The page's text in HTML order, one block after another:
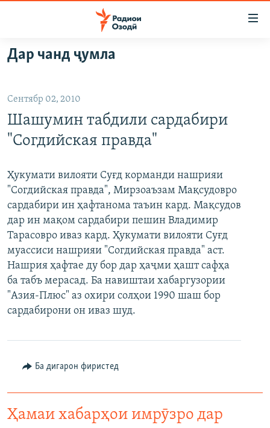
Ҷаҳиш
ба
аслӣ
ба
феҳристи
Ҷаҳиш
ба
ҷустор
ГӮШАҲО
ҶОМЕА
ОСИЁИ МАРКАЗӢ
ФАРҲАНГ
МЕҲМОНИ ОЗОДӢ
ВАРЗИШ
РӮЗГОРИ МУҲОҶИР
САЛОМ, ХОҲАР
ТАҲҚИҚОТ
ҶАНГ ДАР УКРАИНА
НАЗАРИ МАРДУМ
БЛОГИСТОН
ОЗОДӢ ОНЛАЙН
ЧАНДРАСОНАӢ
ВИДЕО
НИГОРИСТОН
ГУЗОРИШҲОИ РАДИОӢ
РӮЙХАТҲО
КИТОБҲОИ ОЗОДӢ
Русский
Ҳамаи сомонаҳои RFE/RL
Дар чанд ҷумла
Сентябр 02, 2010
Шашумин табдили сардабири
"Согдийская правда"
Ҳукумати вилояти Суғд корманди нашрияи
"Согдийская правда", Мирзоаъзам Мақсудовро
сардабири ин ҳафтанома таъин кард. Мақсудов
дар ин мақом сардабири пешин Владимир
Тарасовро иваз кард. Ҳукумати вилояти Суғд
муассиси нашрияи "Согдийская правда" аст.
Нашрия ҳафтае ду бор дар ҳаҷми ҳашт сафҳа
ба табъ мерасад. Ба навиштаи хабаргузории
"Азия-Плюс" аз охири солҳои 1990 шаш бор
сардабирони он иваз шуд.
Ба дигарон фиристед
Ҳамаи хабарҳои имрӯзро дар